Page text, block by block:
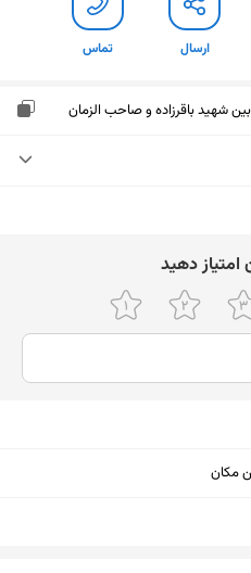
ارسال تماس
شهید باقرزاده و صاحب الزمان
۱۰ تا ۲۳
۱۰ تا ۲۳
اﻣﺘﯿﺎز دﻫﯿﺪ
مکان